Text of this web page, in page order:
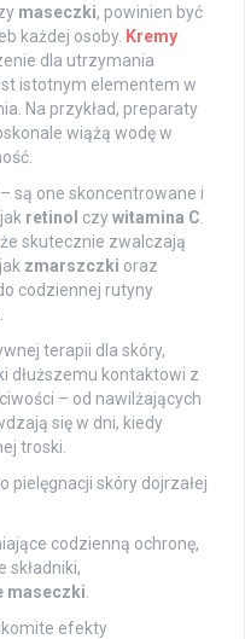
maseczki, powinien być
każdej osoby. Kremy
dla utrzymania
istotnym elementem w
Na przykład, preparaty
wiążą wodę w
są one skoncentrowane i
retinol czywitamina C
skutecznie zwalczają
zmarszczki oraz
codziennej rutyny
terapii dla skóry,
dłuższemu kontaktowi z
– od nawilżających
się w dni, kiedy
troski.
skóry dojrzałej
codzienną ochronę,
składniki,
maseczki
efekty